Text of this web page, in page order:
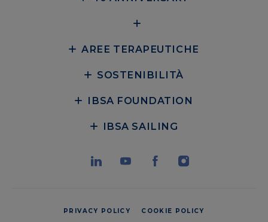
AREE TERAPEUTICHE
SOSTENIBILITÀ
IBSA FOUNDATION
IBSA SAILING
PRIVACY POLICY COOKIE POLICY